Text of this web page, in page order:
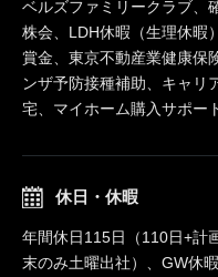
ベルズファミリークラブ、
株会、LDH休暇（生理休暇
賞金、東京不動産業健康保
ンザ予防接種補助、キャリ
宅、マイホーム購入サポー
休日・休暇
年間休日115日（110日+計
末のみ土曜出社）、GW休